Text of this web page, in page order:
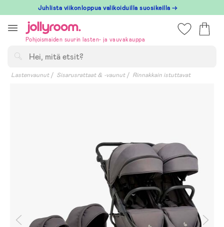
till
innehållet
Juhlista viikonloppua valikoiduilla suosikeilla →
Pohjoismaiden suurin lasten- ja vauvakauppa
Lastenvaunut Sisarusrattaat & -vaunut Rinnakkain istuttavat